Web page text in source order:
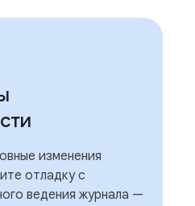
изменения
отладку с
ведения журнала —